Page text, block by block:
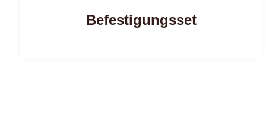
Befestigungsset